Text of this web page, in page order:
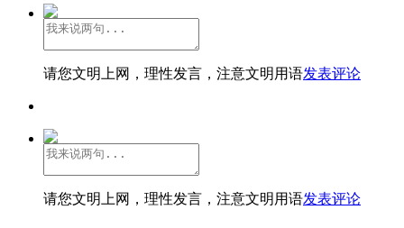
请您文明上网，理性发言，注意文明用语发表评论
请您文明上网，理性发言，注意文明用语发表评论